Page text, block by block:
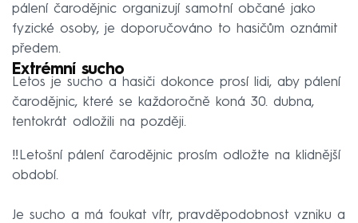
pálení čarodějnic organizují samotní občané jako
fyzické osoby, je doporučováno to hasičům oznámit
předem.
Extrémní sucho
Letos je sucho a hasiči dokonce prosí lidi, aby pálení
čarodějnic, které se každoročně koná 30. dubna,
tentokrát odložili na později.
‼️Letošní pálení čarodějnic prosím odložte na klidnější
období.
Je sucho a má foukat vítr, pravděpodobnost vzniku a